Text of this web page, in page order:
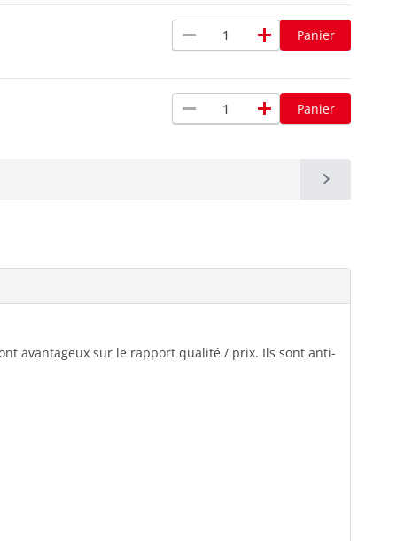
remove add Panier
remove add Panier
avantageux sur le rapport qualité / prix. Ils sont anti-